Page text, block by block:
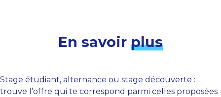
En savoir plus
Stage étudiant, alternance ou stage découverte :
trouve l’offre qui te correspond parmi celles proposées